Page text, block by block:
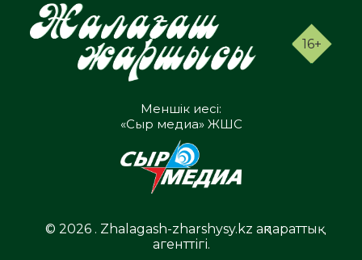
16+
Меншік иесі:
«Сыр медиа» ЖШС
© 2026 . Zhalagash-zharshysy.kz ақпараттық
агенттігі.